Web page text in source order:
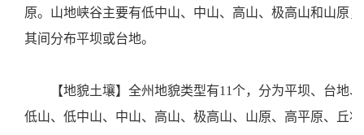
原。山地峡谷主要有低中山、中山、高山、极高山和山原，
其间分布平坝或台地。
【地貌土壤】全州地貌类型有11个，分为平坝、台地、
低山、低中山、中山、高山、极高山、山原、高平原、丘状